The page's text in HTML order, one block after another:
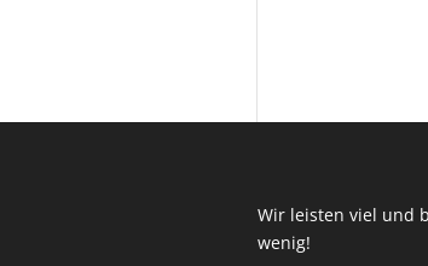
Wir leisten viel und
wenig!